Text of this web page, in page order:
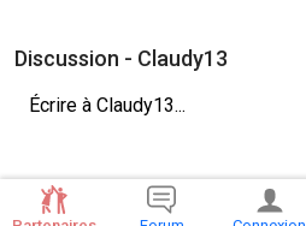
Discussion - Claudy13
Écrire à Claudy13...